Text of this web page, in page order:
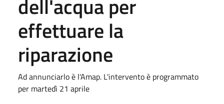
dell'acqua per
effettuare la
riparazione
Ad annunciarlo è l'Amap. L'intervento è programmato
per martedì 21 aprile